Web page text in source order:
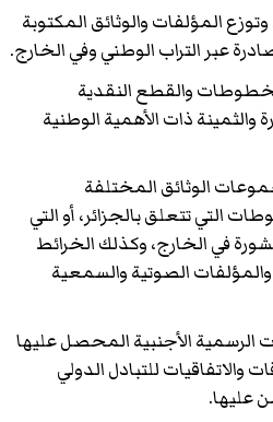
المؤلفات والوثائق المكتوبة
عبر التراب الوطني وفي الخارج.
والقطع النقدية
والثمينة ذات الأهمية الوطنية
الوثائق المختلفة
التي تتعلق بالجزائر، أو التي
في الخارج، وكذلك الخرائط
الصوتية والسمعية
الأجنبية المحصل عليها
والاتفاقيات للتبادل الدولي
عليها.